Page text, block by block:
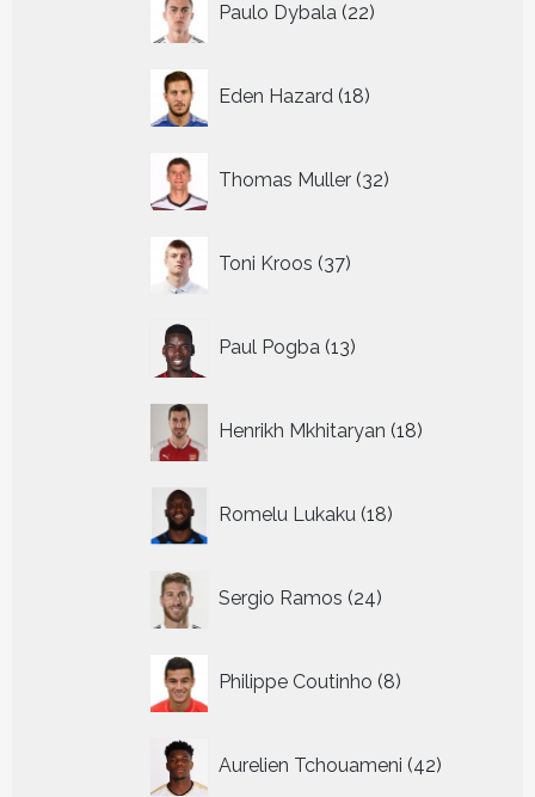
Paulo Dybala 22
producten
Eden Hazard 18
producten
Thomas Muller 32
producten
Toni Kroos 37
producten
Paul Pogba 13
producten
Henrikh Mkhitaryan 18
producten
Romelu Lukaku 18
producten
Sergio Ramos 24
producten
Philippe Coutinho 8
producten
Aurelien Tchouameni 42
producten